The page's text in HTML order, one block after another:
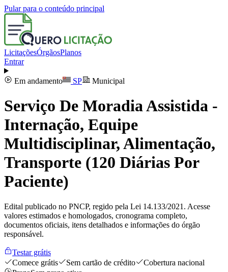
Pular para o conteúdo principal
LicitaçõesÓrgãosPlanos
Entrar
Em andamento SP Municipal
Serviço De Moradia Assistida -
Internação, Equipe
Multidisciplinar, Alimentação,
Transporte (120 Diárias Por
Paciente)
Edital publicado no PNCP, regido pela Lei 14.133/2021. Acesse
valores estimados e homologados, cronograma completo,
documentos oficiais, itens detalhados e informações do órgão
responsável.
Testar grátis
Comece grátis
Sem cartão de crédito
Cobertura nacional